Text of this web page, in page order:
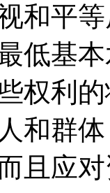
和平
低基
权利
和群
且应